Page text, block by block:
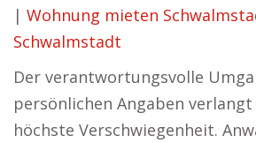
| Wohnung mieten
Schwalmstadt
Der verantwortungsvolle
persönlichen Angaben
höchste Verschwiegenheit.